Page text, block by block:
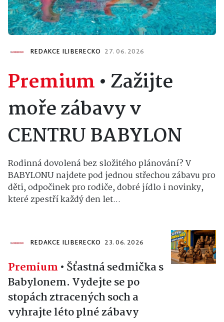
REDAKCE ILIBERECKO 27. 06. 2026
Premium•Zažijte
moře zábavy v
CENTRU BABYLON
Rodinná dovolená bez složitého plánování? V
BABYLONU najdete pod jednou střechou zábavu pro
děti, odpočinek pro rodiče, dobré jídlo i novinky,
které zpestří každý den let...
REDAKCE ILIBERECKO 23. 06. 2026
Premium • Šťastná sedmička s
Babylonem. Vydejte se po
stopách ztracených soch a
vyhrajte léto plné zábavy